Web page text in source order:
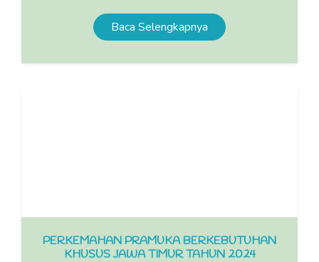
Baca Selengkapnya
PERKEMAHAN PRAMUKA BERKEBUTUHAN
KHUSUS JAWA TIMUR TAHUN 2024